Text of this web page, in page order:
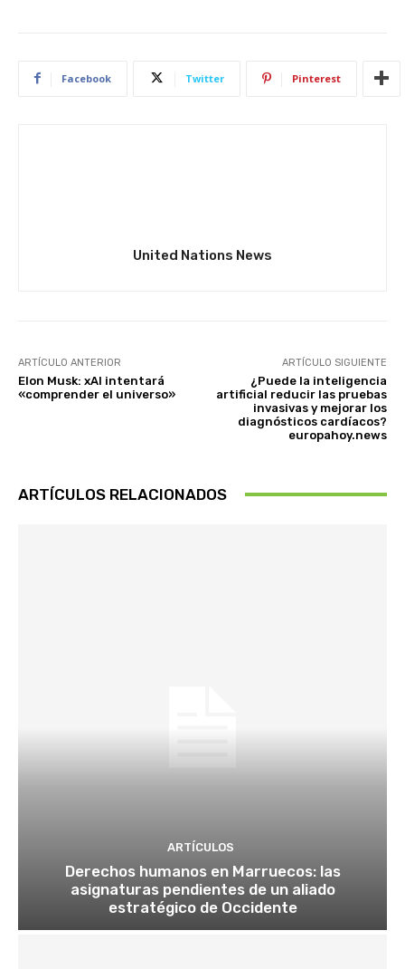
Facebook Twitter Pinterest
United Nations News
ARTÍCULO ANTERIOR
Elon Musk: xAI intentará
«comprender el universo»
ARTÍCULO SIGUIENTE
¿Puede la inteligencia
artificial reducir las pruebas
invasivas y mejorar los
diagnósticos cardíacos?
europahoy.news
ARTÍCULOS RELACIONADOS
ARTÍCULOS
Derechos humanos en Marruecos: las
asignaturas pendientes de un aliado
estratégico de Occidente